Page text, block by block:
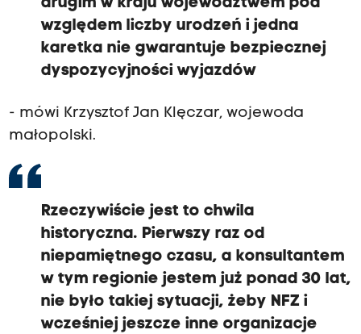
drugim w kraju województwem pod
względem liczby urodzeń i jedna
karetka nie gwarantuje bezpiecznej
dyspozycyjności wyjazdów
- mówi Krzysztof Jan Klęczar, wojewoda
małopolski.
Rzeczywiście jest to chwila
historyczna. Pierwszy raz od
niepamiętnego czasu, a konsultantem
w tym regionie jestem już ponad 30 lat,
nie było takiej sytuacji, żeby NFZ i
wcześniej jeszcze inne organizacje